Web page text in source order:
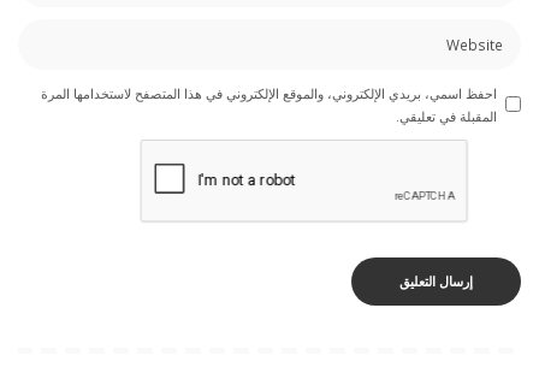
احفظ اسمي، بريدي الإلكتروني، والموقع الإلكتروني في هذا المتصفح لاستخدامها المرة
المقبلة في تعليقي.